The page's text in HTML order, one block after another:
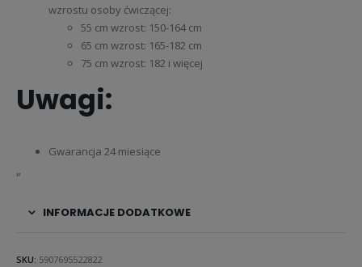
wzrostu osoby ćwiczącej:
55 cm wzrost: 150-164 cm
65 cm wzrost: 165-182 cm
75 cm wzrost: 182 i więcej
Uwagi:
Gwarancja 24 miesiące
„
INFORMACJE DODATKOWE
SKU: 5907695522822